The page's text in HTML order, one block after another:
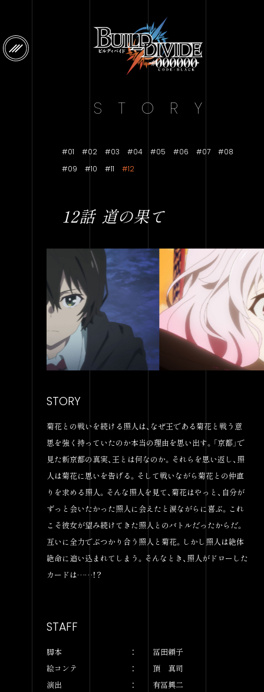
S T O R Y
#01 #02 #03 #04 #05 #06 #07
#08
#09
#10 #11 #12
12話 道の果て
STORY
菊花との戦いを続ける照人は、なぜ王である菊花と戦う意
思を強く持っていたのか本当の理由を思い出す。「京都」で
見た新京都の真実、王とは何なのか。それらを思い返し、照
人は菊花に思いを告げる。そして戦いながら菊花との仲直
りを求める照人。そんな照人を見て、菊花はやっと、自分が
ずっと会いたかった照人に会えたと涙ながらに喜ぶ。これ
こそ彼女が望み続けてきた照人とのバトルだったからだ。
互いに全力でぶつかり合う照人と菊花。しかし照人は絶体
絶命に追い込まれてしまう。そんなとき、照人がドローした
カードは……！？
STAFF
脚本
冨田頼子
絵コンテ
頂 真司
演出
有冨興二